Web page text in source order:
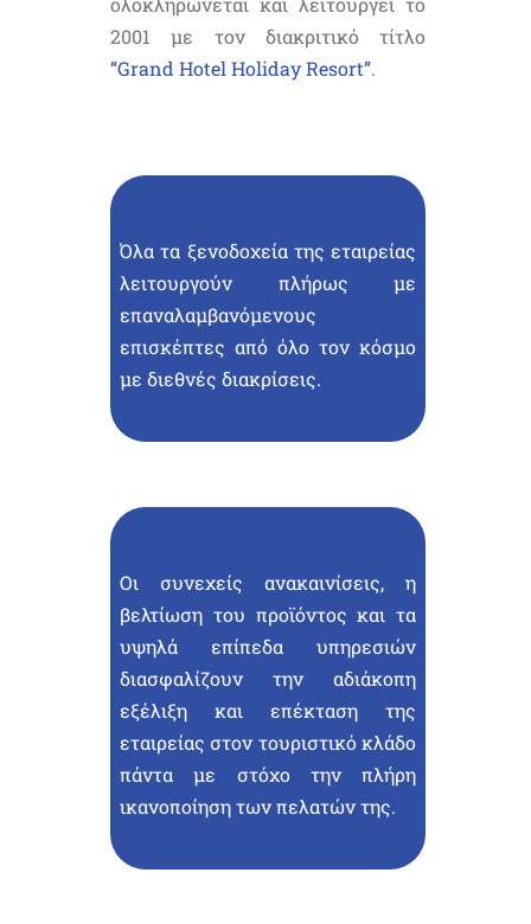
2001 με τον διακριτικό τίτλο
“Grand Hotel Holiday Resort”.
Όλα τα ξενοδοχεία της εταιρείας
λειτουργούν πλήρως με
επαναλαμβανόμενους
επισκέπτες από όλο τον κόσμο
με διεθνές διακρίσεις.
Οι συνεχείς ανακαινίσεις, η
βελτίωση του προϊόντος και τα
υψηλά επίπεδα υπηρεσιών
διασφαλίζουν την αδιάκοπη
εξέλιξη και επέκταση της
εταιρείας στον τουριστικό κλάδο
πάντα με στόχο την πλήρη
ικανοποίηση των πελατών της.